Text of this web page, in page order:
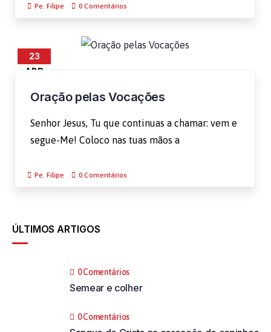
Pe. Filipe 0 Comentários
23
ABR
Oração pelas Vocações
Senhor Jesus, Tu que continuas a chamar: vem e
segue-Me! Coloco nas tuas mãos a
Pe. Filipe 0 Comentários
ÚLTIMOS ARTIGOS
0 Comentários
Semear e colher
0 Comentários